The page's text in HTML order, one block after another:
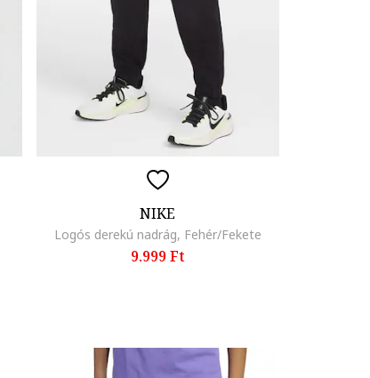
NIKE
Logós derekú nadrág, Fehér/Fekete
9.999 Ft